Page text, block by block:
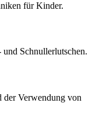
für Kinder.
Schnullerlutschen.
der Verwendung von